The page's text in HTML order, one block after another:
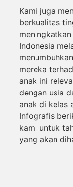
Kami juga
berkualitas
Indonesia
mereka
anak ini
dengan usia
anak di kelas
Infografis
kami untuk
yang akan